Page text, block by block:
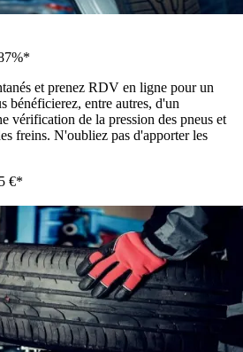
et prenez RDV en ligne pour un
bénéficierez, entre autres, d'un
vérification de la pression des pneus et
freins. N'oubliez pas d'apporter les
€*